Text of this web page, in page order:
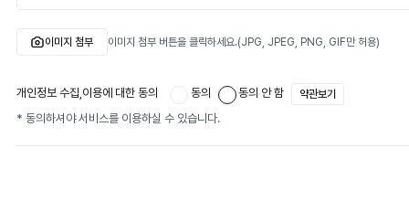
이미지 첨부 이미지 첨부 버튼을 클릭하세요.(JPG, JPEG, PNG, GIF만 허용)
개인정보 수집,이용에 대한 동의 동의 동의 안 함 약관보기
* 동의하셔야 서비스를 이용하실 수 있습니다.